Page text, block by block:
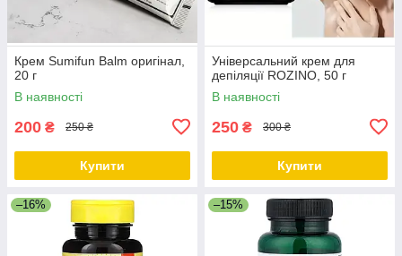
Крем Sumifun Balm оригінал,
20 г
В наявності
200 ₴ 250 ₴
Купити
Універсальний крем для
депіляції ROZINO, 50 г
В наявності
250 ₴ 300 ₴
Купити
–16% –15%